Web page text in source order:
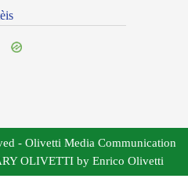
- Olivetti Media Communication
OLIVETTI by Enrico Olivetti